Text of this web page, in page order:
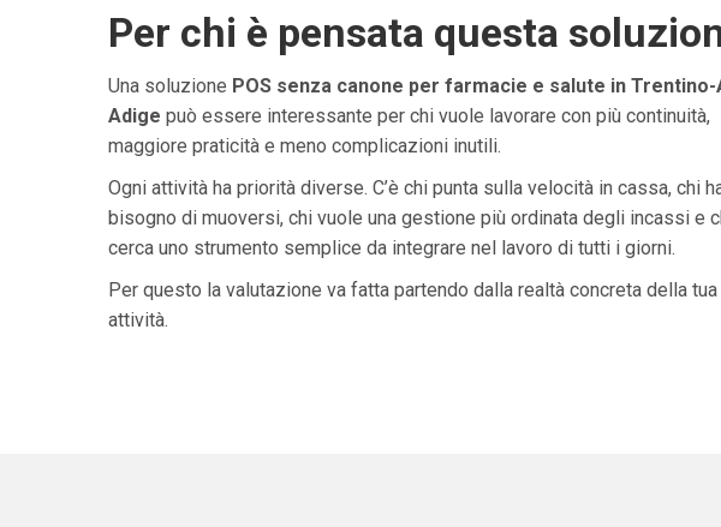
Per chi è pensata questa
Una soluzione POS senza canone per farmacie e salute in
Adige può essere interessante per chi vuole lavorare con più continuità,
maggiore praticità e meno complicazioni inutili.
Ogni attività ha priorità diverse. C’è chi punta sulla velocità in cassa, chi
bisogno di muoversi, chi vuole una gestione più ordinata degli incassi e
cerca uno strumento semplice da integrare nel lavoro di tutti i giorni.
Per questo la valutazione va fatta partendo dalla realtà concreta della tua
attività.